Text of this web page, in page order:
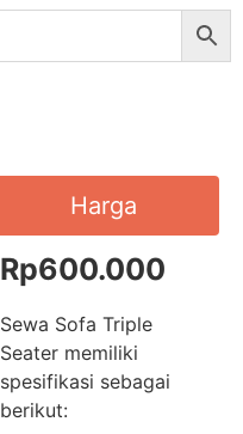
Harga
Rp600.000
Sewa Sofa Triple
Seater memiliki
spesifikasi sebagai
berikut: